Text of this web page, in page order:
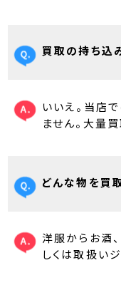
買取の持ち込
いいえ。当店
ません。大量
どんな物を買
洋服からお酒
しくは取扱い